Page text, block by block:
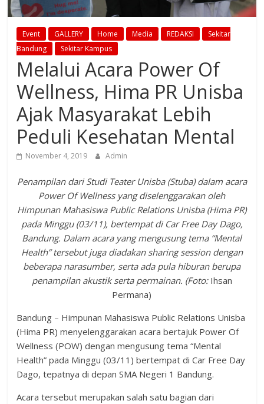
Event GALLERY Home Media REDAKSI
Sekitar
Bandung
Sekitar Kampus
Melalui Acara Power Of
Wellness, Hima PR Unisba
Ajak Masyarakat Lebih
Peduli Kesehatan Mental
November 4, 2019 Admin
Penampilan dari Studi Teater Unisba (Stuba) dalam acara
Power Of Wellness yang diselenggarakan oleh
Himpunan Mahasiswa Public Relations Unisba (Hima PR)
pada Minggu (03/11), bertempat di Car Free Day Dago,
Bandung. Dalam acara yang mengusung tema “Mental
Health” tersebut juga diadakan sharing session dengan
beberapa narasumber, serta ada pula hiburan berupa
penampilan akustik serta permainan. (Foto: Ihsan
Permana)
Bandung – Himpunan Mahasiswa Public Relations Unisba
(Hima PR) menyelenggarakan acara bertajuk Power Of
Wellness (POW) dengan mengusung tema “Mental
Health” pada Minggu (03/11) bertempat di Car Free Day
Dago, tepatnya di depan SMA Negeri 1 Bandung.
Acara tersebut merupakan salah satu bagian dari